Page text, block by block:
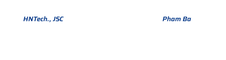
HNTech., JSC Pham Ba